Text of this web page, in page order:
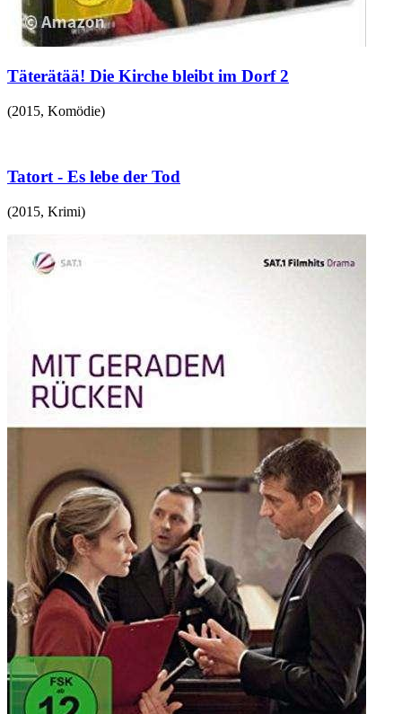
Täterätää! Die Kirche bleibt im Dorf 2
(2015, Komödie)
Tatort - Es lebe der Tod
(2015, Krimi)